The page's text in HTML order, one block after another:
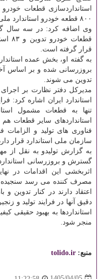
استانداردسازی قطعات
۸۰۰ قطعه خودرو استاندارد ملی تدوین شده است.
قرار گرفته است.
به گفته او، بخش عمده
بروزرسانی شده و بر اساس
تدوین می شوند.
مدیرکل دفتر نظارت بر
استاندارد ایران اشاره کرد:
تنها به قطعات مشمول
استانداردهای سایر قطعات
فناوری های تولید و
سازمان ملی استاندارد قرار
به گزارش تولیدو به نقل از
گسترش و بروزرسانی
اثربخشی این اقدامات در
مصرف کننده می رسد سنجیده
اعتقاد دارند در کنار تدوین و
دقیق آنها در فرایند تولید و
استانداردها به بهبود حقیقی
منجر شود.
منبع: tolido.ir